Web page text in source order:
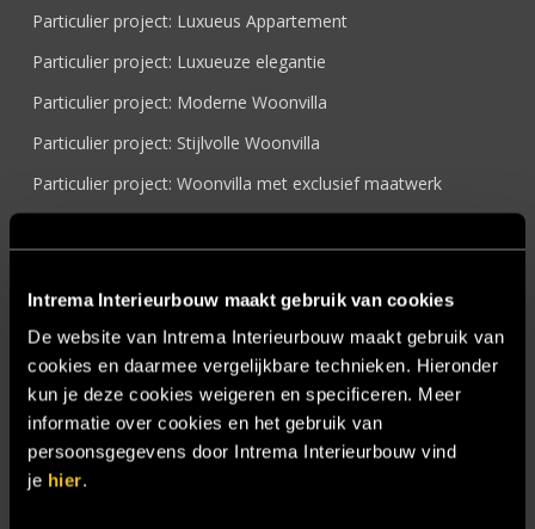
Intrema Interieurbouw maakt gebruik van cookies
De website van Intrema Interieurbouw maakt gebruik van
cookies en daarmee vergelijkbare technieken. Hieronder
kun je deze cookies weigeren en specificeren. Meer
informatie over cookies en het gebruik van
persoonsgegevens door Intrema Interieurbouw vind
je hier.
Particulier project: Luxueus Appartement
Particulier project: Luxueuze elegantie
Particulier project: Moderne Woonvilla
Particulier project: Stijlvolle Woonvilla
Particulier project: Woonvilla met exclusief maatwerk
Samenwerken
Sensire
Showroom
SIDN
Trebbe MiddenWest